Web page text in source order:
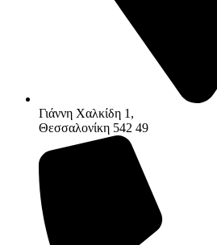
Γιάννη Χαλκίδη 1,
Θεσσαλονίκη 542 49